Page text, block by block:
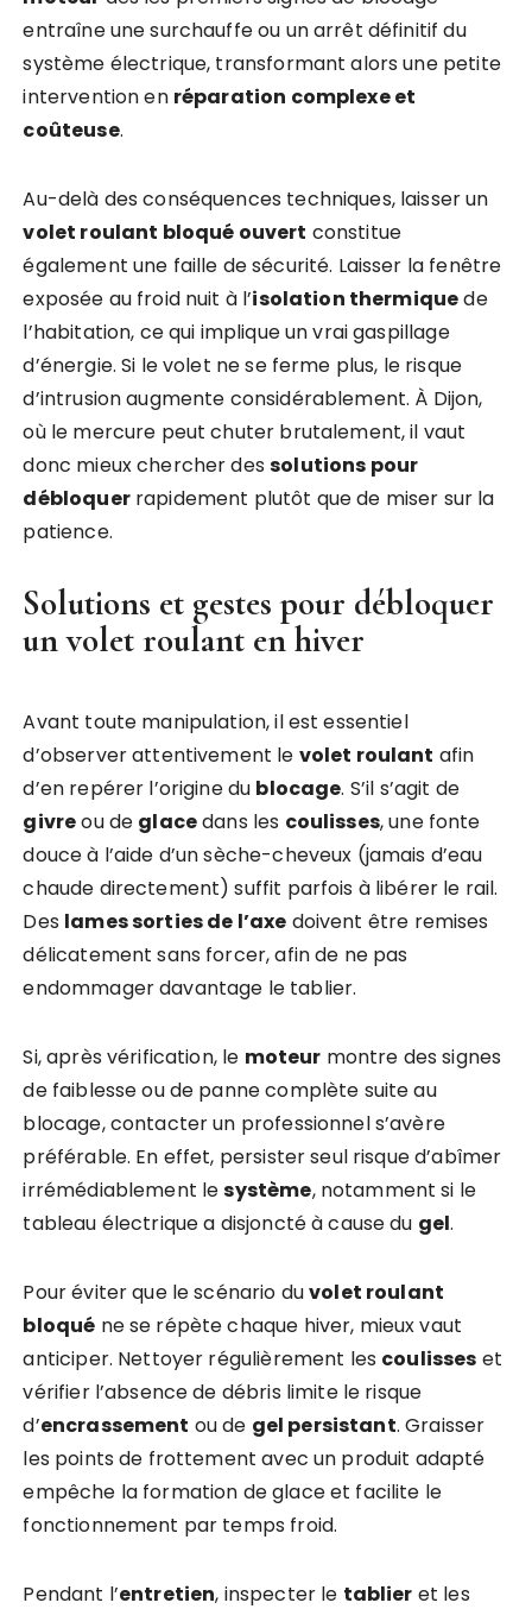
entraîne une surchauffe ou un arrêt définitif du
système électrique, transformant alors une petite
intervention en réparation complexe et
coûteuse.
Au-delà des conséquences techniques, laisser un
volet roulant bloqué ouvert constitue
également une faille de sécurité. Laisser la fenêtre
exposée au froid nuit à l’isolation thermiquede
l’habitation, ce qui implique un vrai gaspillage
d’énergie. Si le volet ne se ferme plus, le risque
d’intrusion augmente considérablement. À Dijon,
où le mercure peut chuter brutalement, il vaut
donc mieux chercher dessolutions pour
débloquerrapidement plutôt que de miser sur la
patience.
Solutions et gestes pour débloquer
un volet roulant en hiver
Avant toute manipulation, il est essentiel
d’observer attentivement le volet roulant afin
d’en repérer l’origine du blocage. S’il s’agit de
givreou de glacedans les coulisses, une fonte
douce à l’aide d’un sèche-cheveux (jamais d’eau
chaude directement) suffit parfois à libérer le rail.
Des lames sorties de l’axe doivent être remises
délicatement sans forcer, afin de ne pas
endommager davantage le tablier.
Si, après vérification, le moteur montre des signes
de faiblesse ou de panne complète suite au
blocage, contacter un professionnel s’avère
préférable. En effet, persister seul risque d’abîmer
irrémédiablement lesystème, notamment si le
tableau électrique a disjoncté à cause du gel.
Pour éviter que le scénario duvolet roulant
bloqué ne se répète chaque hiver, mieux vaut
anticiper. Nettoyer régulièrement les coulisses et
vérifier l’absence de débris limite le risque
d’encrassement ou de gel persistant. Graisser
les points de frottement avec un produit adapté
empêche la formation de glace et facilite le
fonctionnement par temps froid.
Pendant l’entretien, inspecter le tablier et les